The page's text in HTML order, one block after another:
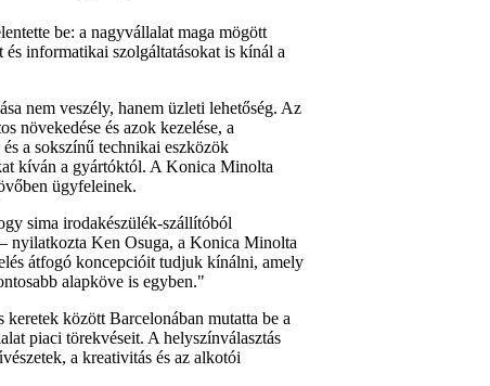
be: a nagyvállalat maga mögött
informatikai szolgáltatásokat is kínál a
nem veszély, hanem üzleti lehetőség. Az
növekedése és azok kezelése, a
a sokszínű technikai eszközök
kíván a gyártóktól. A Konica Minolta
ügyfeleinek.
sima irodakészülék-szállítóból
nyilatkozta Ken Osuga, a Konica Minolta
átfogó koncepcióit tudjuk kínálni, amely
alapköve is egyben."
között Barcelonában mutatta be a
piaci törekvéseit. A helyszínválasztás
a kreativitás és az alkotói